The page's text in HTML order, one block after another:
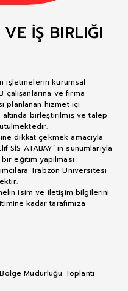
İŞ BIRLIĞI
işletmelerin kurumsal
çalışanlarına ve firma
planlanan hizmet içi
altında birleştirilmiş ve talep
dikkat çekmek amacıyla
ATABAY’ ın sunumlarıyla
eğitim yapılması
Trabzon Üniversitesi
isim ve iletişim bilgilerini
kadar tarafımıza
Müdürlüğü Toplantı